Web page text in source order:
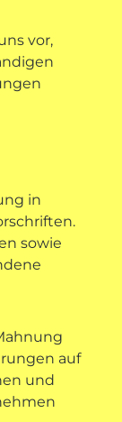
vor,
in
sowie
auf
und